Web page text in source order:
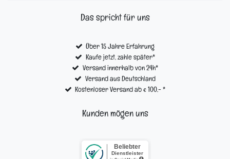
Das spricht für uns
Über 15 Jahre Erfahrung
Kaufe jetzt, zahle später*
Versand innerhalb von 24h*
Versand aus Deutschland
Kostenloser Versand ab € 100,- *
Kunden mögen uns